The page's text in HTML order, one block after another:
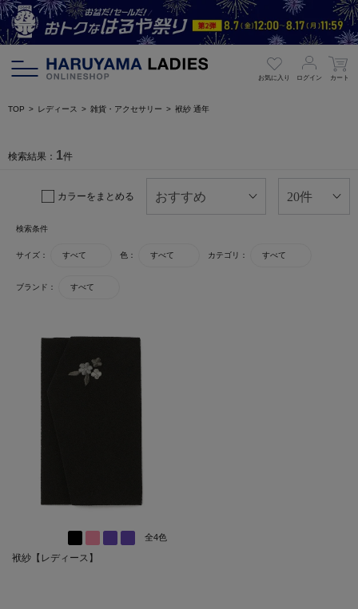
お気に入り ログイン カート
TOP レディース 雑貨・アクセサリー 袱紗 通年
検索結果： 1件
カラーをまとめる
検索条件
サイズ： すべて 色： すべて カテゴリ： すべて
ブランド： すべて
全4色
袱紗【レディース】